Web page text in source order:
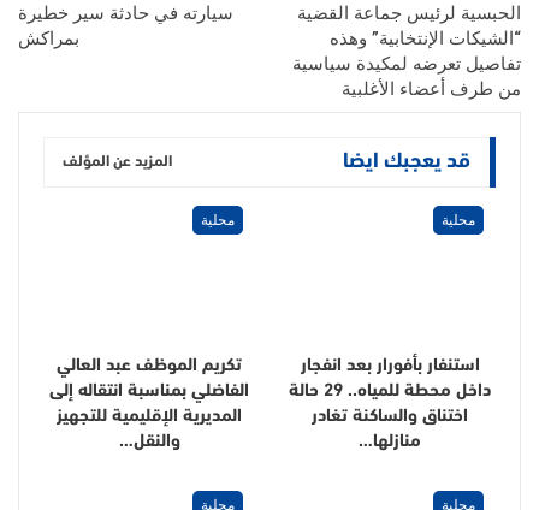
الحبسية لرئيس جماعة القضية
“الشيكات الإنتخابية” وهذه
تفاصيل تعرضه لمكيدة سياسية
من طرف أعضاء الأغلبية
سيارته في حادثة سير خطيرة
بمراكش
قد يعجبك ايضا المزيد عن المؤلف
محلية
استنفار بأفورار بعد انفجار
داخل محطة للمياه.. 29 حالة
اختناق والساكنة تغادر
منازلها…
محلية
تكريم الموظف عبد العالي
الفاضلي بمناسبة انتقاله إلى
المديرية الإقليمية للتجهيز
والنقل…
محلية محلية